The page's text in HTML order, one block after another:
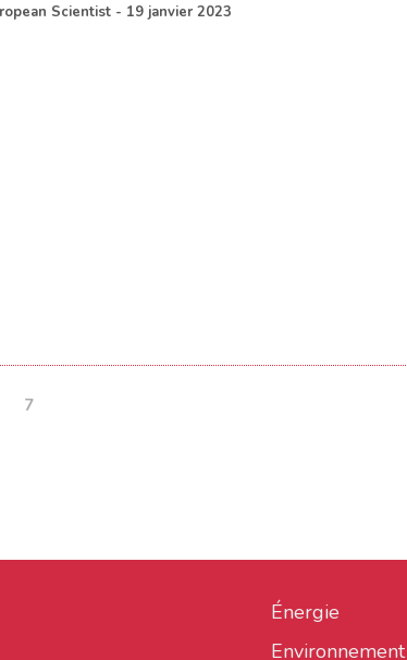
Scientist - 19 janvier 2023
7
Énergie
Environnement